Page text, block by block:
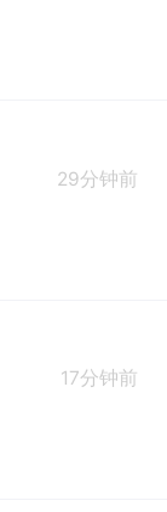
29分钟前
17分钟前